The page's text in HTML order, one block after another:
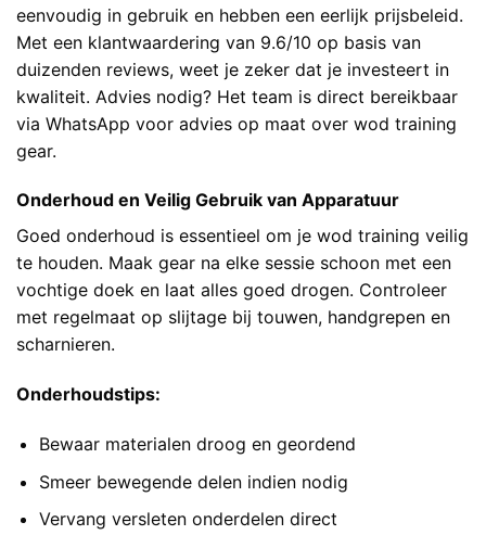
eenvoudig in gebruik en hebben een eerlijk prijsbeleid.
Met een klantwaardering van 9.6/10 op basis van
duizenden reviews, weet je zeker dat je investeert in
kwaliteit. Advies nodig? Het team is direct bereikbaar
via WhatsApp voor advies op maat over wod training
gear.
Onderhoud en Veilig Gebruik van Apparatuur
Goed onderhoud is essentieel om je wod training veilig
te houden. Maak gear na elke sessie schoon met een
vochtige doek en laat alles goed drogen. Controleer
met regelmaat op slijtage bij touwen, handgrepen en
scharnieren.
Onderhoudstips:
Bewaar materialen droog en geordend
Smeer bewegende delen indien nodig
Vervang versleten onderdelen direct